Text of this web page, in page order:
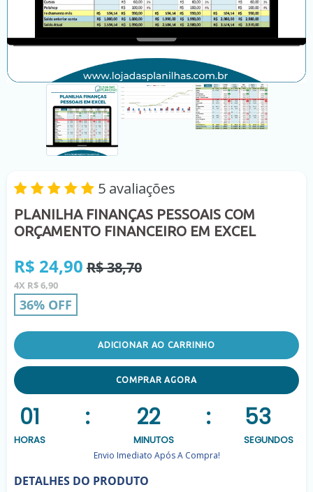
5 avaliações
PLANILHA FINANÇAS PESSOAIS COM
ORÇAMENTO FINANCEIRO EM EXCEL
Preço
normal
R$ 24,90 R$ 38,70
4X R$ 6,90
36% OFF
ADICIONAR AO CARRINHO
COMPRAR AGORA
01 : 22 : 53
HORAS MINUTOS SEGUNDOS
Envio Imediato Após A Compra!
DETALHES DO PRODUTO